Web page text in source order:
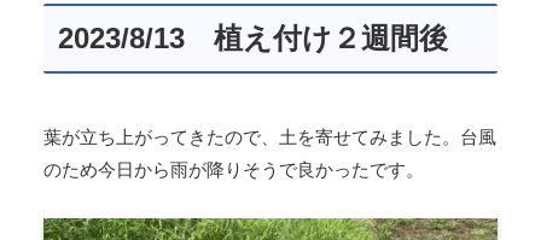
2023/8/13 植え付け２週間後
葉が立ち上がってきたので、土を寄せてみました。台風
のため今日から雨が降りそうで良かったです。